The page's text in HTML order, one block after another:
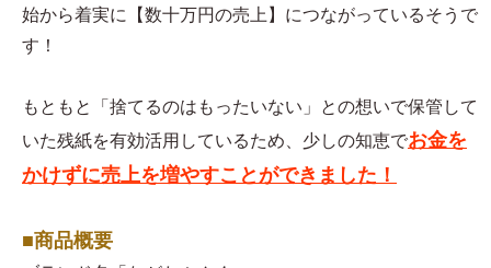
始から着実に【数十万円の売上】につながっているそうで
す！
もともと「捨てるのはもったいない」との想いで保管して
いた残紙を有効活用しているため、少しの知恵でお金を
かけずに売上を増やすことができました！
■商品概要